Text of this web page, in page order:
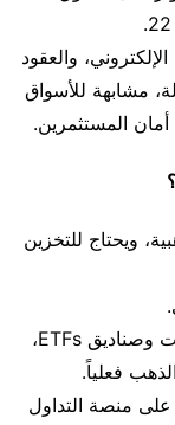
والعقود
مشابهة للأسواق
أمان المستثمرين.
ويحتاج للتخزين
يشمل العقود مقابل الفروقات وصناديق ETFs،
فعلياً.
على منصة التداول